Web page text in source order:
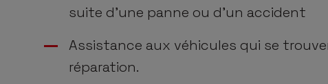
suite d’une panne ou d’un accident
Assistance aux véhicules qui se
réparation.